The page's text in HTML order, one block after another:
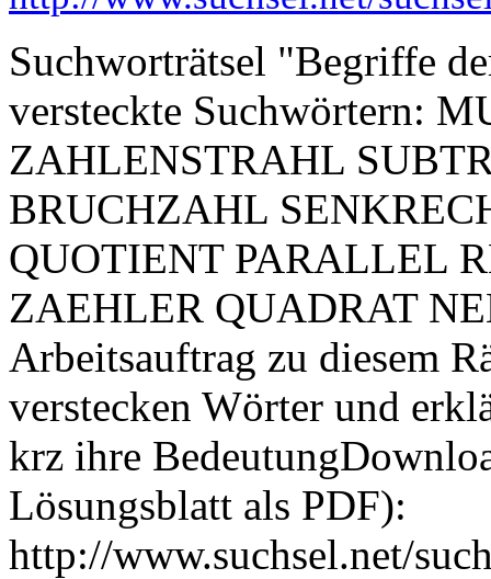
Suchworträtsel "Begriffe
versteckte Suchwörtern:
ZAHLENSTRAHL
BRUCHZAHL
QUOTIENT PARALLEL
ZAEHLER QUADRAT
Arbeitsauftrag zu diesem
verstecken Wörter und
krz ihre
Lösungsblatt als PDF):
http://www.suchsel.net/